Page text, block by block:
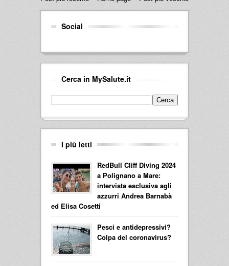
Social
Cerca in MySalute.it
I più letti
RedBull Cliff Diving 2024
a Polignano a Mare:
intervista esclusiva agli
azzurri Andrea Barnabà
ed Elisa Cosetti
Pesci e antidepressivi?
Colpa del coronavirus?